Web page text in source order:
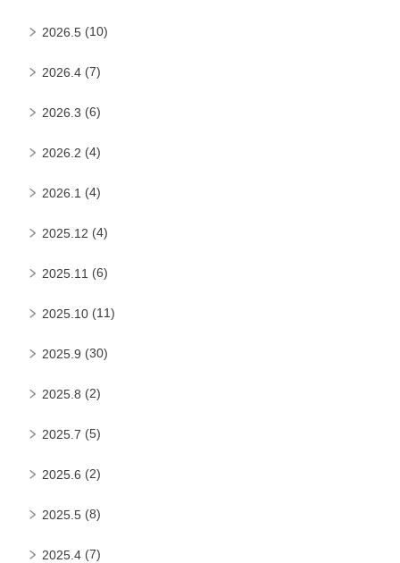
2026.5 (10)
2026.4 (7)
2026.3 (6)
2026.2 (4)
2026.1 (4)
2025.12 (4)
2025.11 (6)
2025.10 (11)
2025.9 (30)
2025.8 (2)
2025.7 (5)
2025.6 (2)
2025.5 (8)
2025.4 (7)